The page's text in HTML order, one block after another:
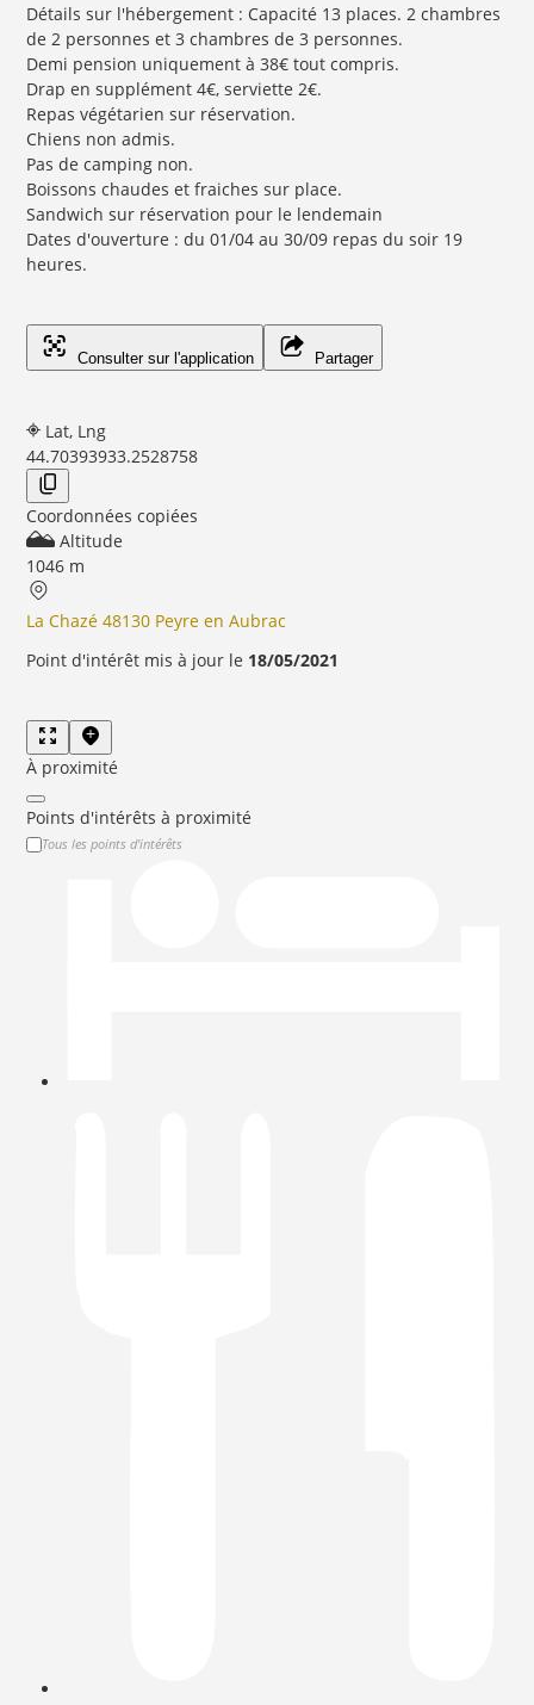
Détails sur l'hébergement : Capacité 13 places. 2 chambres
de 2 personnes et 3 chambres de 3 personnes.
Demi pension uniquement à 38€ tout compris.
Drap en supplément 4€, serviette 2€.
Repas végétarien sur réservation.
Chiens non admis.
Pas de camping non.
Boissons chaudes et fraiches sur place.
Sandwich sur réservation pour le lendemain
Dates d'ouverture : du 01/04 au 30/09 repas du soir 19
heures.
Consulter sur l'application Partager
Lat, Lng
44.70393933.2528758
Coordonnées copiées
Altitude
1046 m
La Chazé 48130 Peyre en Aubrac
Point d'intérêt mis à jour le 18/05/2021
À proximité
Points d'intérêts à proximité
Tous les points d'intérêts